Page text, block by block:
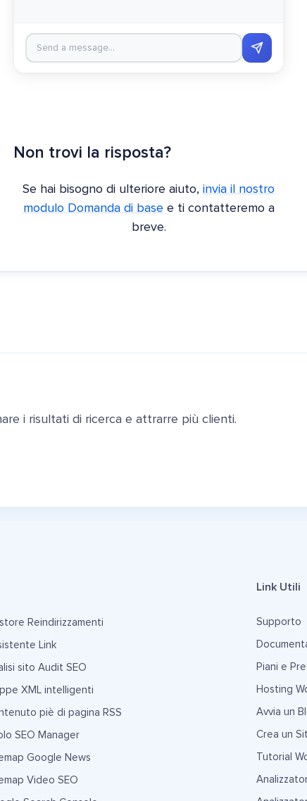
Non trovi la risposta?
Se hai bisogno di ulteriore aiuto, invia il nostro
modulo Domanda di base e ti contatteremo a
breve.
i risultati di ricerca e attrarre più clienti.
Reindirizzamenti
Link
sito Audit SEO
XML intelligenti
piè di pagina RSS
SEO Manager
Google News
Video SEO
Link Utili
Supporto
Piani e
Hosting
Avvia un
Crea un
Tutorial